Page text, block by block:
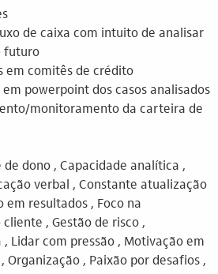
de caixa com intuito de analisar
futuro
em comitês de crédito
powerpoint dos casos analisados
monitoramento da carteira de
dono , Capacidade analítica ,
verbal , Constante atualização
em resultados , Foco na
, Gestão de risco ,
, Lidar com pressão , Motivação em
Organização , Paixão por desafios ,